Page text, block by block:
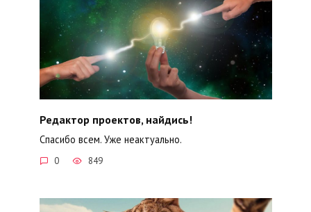
Редактор проектов, найдись!
Спасибо всем. Уже неактуально.
0 849